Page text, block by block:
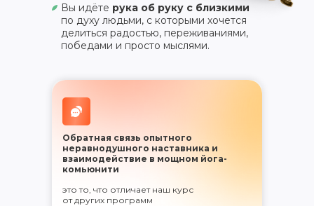
Вы идёте рука об руку с близкими
по духу людьми, с которыми хочется
делиться радостью, переживаниями,
победами и просто мыслями.
Обратная связь опытного
неравнодушного наставника и
взаимодействие в мощном йога-
комьюнити
это то, что отличает наш курс
от других программ